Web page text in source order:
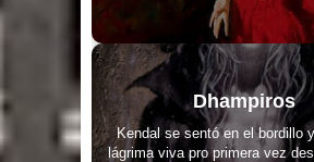
Dhampiros
Kendal se sentó en el bordillo
lágrima viva pro primera vez